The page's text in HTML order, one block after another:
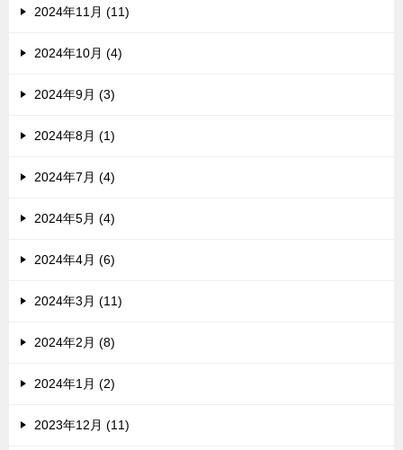
2024年11月 (11)
2024年10月 (4)
2024年9月 (3)
2024年8月 (1)
2024年7月 (4)
2024年5月 (4)
2024年4月 (6)
2024年3月 (11)
2024年2月 (8)
2024年1月 (2)
2023年12月 (11)